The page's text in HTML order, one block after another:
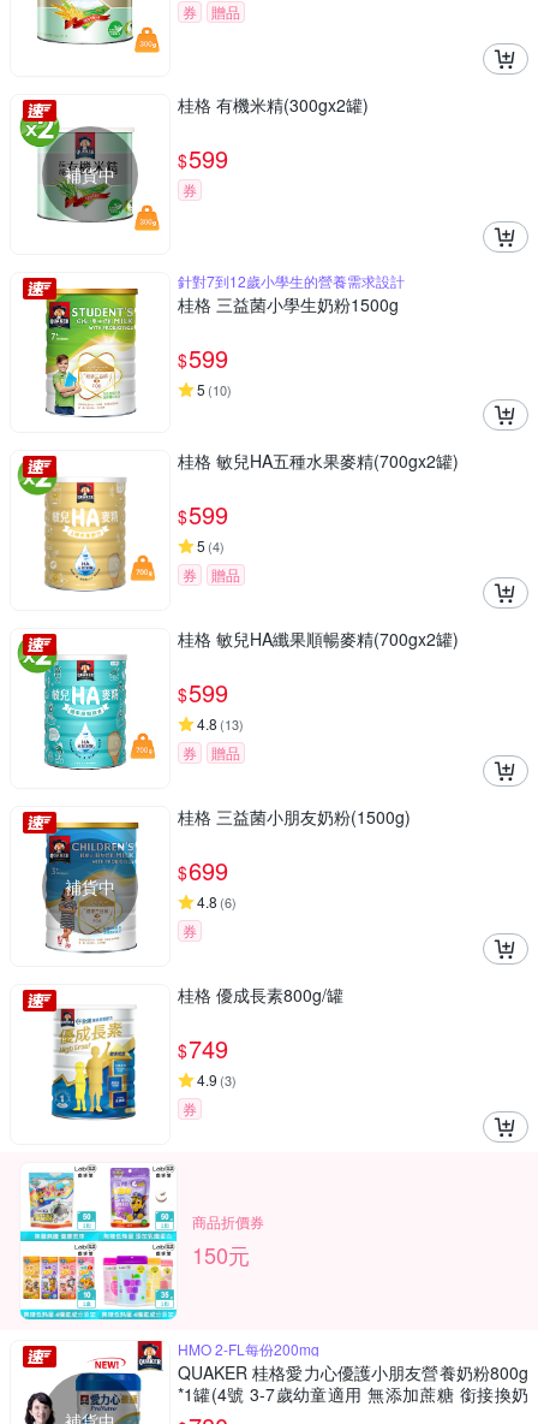
券 贈品
補貨中
桂格 有機米精(300gx2罐)
$599
券
針對7到12歲小學生的營養需求設計
桂格 三益菌小學生奶粉1500g
$599
5 (10)
桂格 敏兒HA五種水果麥精(700gx2罐)
$599
5 (4)
券 贈品
桂格 敏兒HA纖果順暢麥精(700gx2罐)
$599
4.8 (13)
券 贈品
補貨中
桂格 三益菌小朋友奶粉(1500g)
$699
4.8 (6)
券
桂格 優成長素800g/罐
$749
4.9 (3)
券
商品折價券
150元
HMO 2-FL每份200mg
QUAKER 桂格愛力心優護小朋友營養奶粉800g
*1罐(4號 3-7歲幼童適用 無添加蔗糖 銜接換奶
好安心)